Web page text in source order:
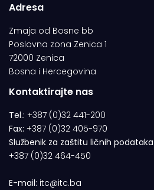
Adresa
Zmaja od Bosne bb
Poslovna zona Zenica 1
72000 Zenica
Bosna i Hercegovina
Kontaktirajte nas
Tel.: +387 (0)32 441-200
Fax: +387 (0)32 405-970
Službenik za zaštitu ličnih podataka
+387 (0)32 464-450
E-mail: itc@itc.ba